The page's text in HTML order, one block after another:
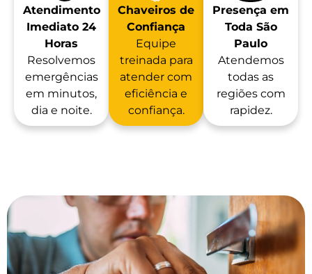
Atendimento
Imediato 24
Horas
Resolvemos
emergências
em minutos,
dia e noite.
Chaveiros de
Confiança
Equipe
treinada para
atender com
eficiência e
confiança.
Presença em
Toda São
Paulo
Atendemos
todas as
regiões com
rapidez.